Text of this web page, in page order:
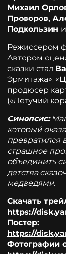
Михаил
Проворов,
Подкользин
Режиссером
Автором
сказки стал
Эрмитажа»,
продюсер
(«Летучий
Синопсис:
который
превратился
страшное
объединить
детства
медведями.
Скачать
https://
Постер:
https://
Фотографии